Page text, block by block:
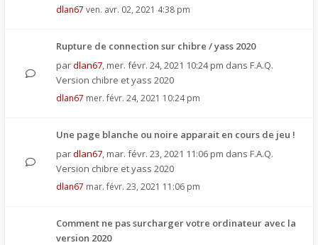
dlan67 ven. avr. 02, 2021 4:38 pm
Rupture de connection sur chibre / yass 2020
pardlan67, mer. févr. 24, 2021 10:24 pm dans F.A.Q.
Version chibre et yass 2020
dlan67 mer. févr. 24, 2021 10:24 pm
Une page blanche ou noire apparait en cours de jeu !
pardlan67, mar. févr. 23, 2021 11:06 pm dans F.A.Q.
Version chibre et yass 2020
dlan67 mar. févr. 23, 2021 11:06 pm
Comment ne pas surcharger votre ordinateur avec la
version 2020